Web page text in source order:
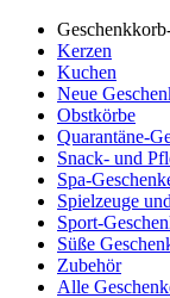
Kerzen
Kuchen
Neue
Obstkörbe
Quarantäne-
Snack- und
Spa-
Spielzeuge
Sport-
Süße
Zubehör
Alle